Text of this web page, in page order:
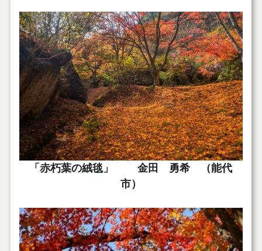
「赤朽葉の絨毯」 金田 勇希 （能代
市）